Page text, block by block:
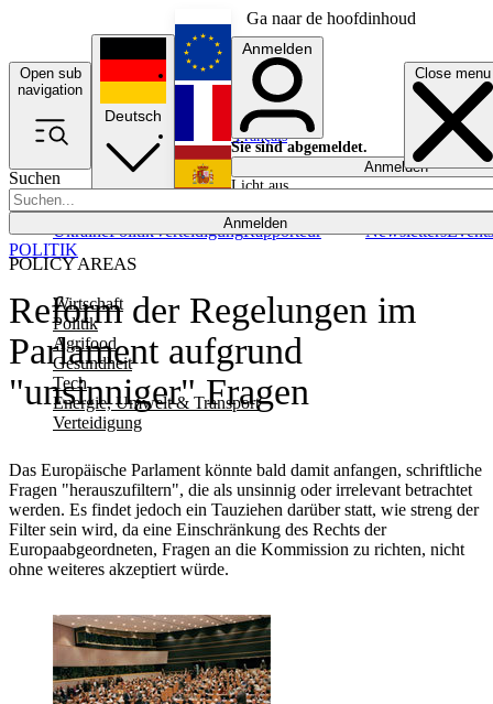
Ga naar de hoofdinhoud
Open sub
navigation
Close menu
Suchen
Anmelden
POLICY AREAS
Wirtschaft
Politik
Agrifood
Gesundheit
Tech
Energie, Umwelt & Transport
Verteidigung
UkrainePolitikVerteidigungRapporteur NewslettersEvents
Deutsch
English
Français
Anmelden
Sie sind abgemeldet.
Anmelden
Licht aus
Reform der Regelungen im
Parlament aufgrund
"unsinniger" Fragen
Das Europäische Parlament könnte bald damit anfangen, schriftliche
Fragen "herauszufiltern", die als unsinnig oder irrelevant betrachtet
werden. Es findet jedoch ein Tauziehen darüber statt, wie streng der
Filter sein wird, da eine Einschränkung des Rechts der
Europaabgeordneten, Fragen an die Kommission zu richten, nicht
ohne weiteres akzeptiert würde.
POLITIK